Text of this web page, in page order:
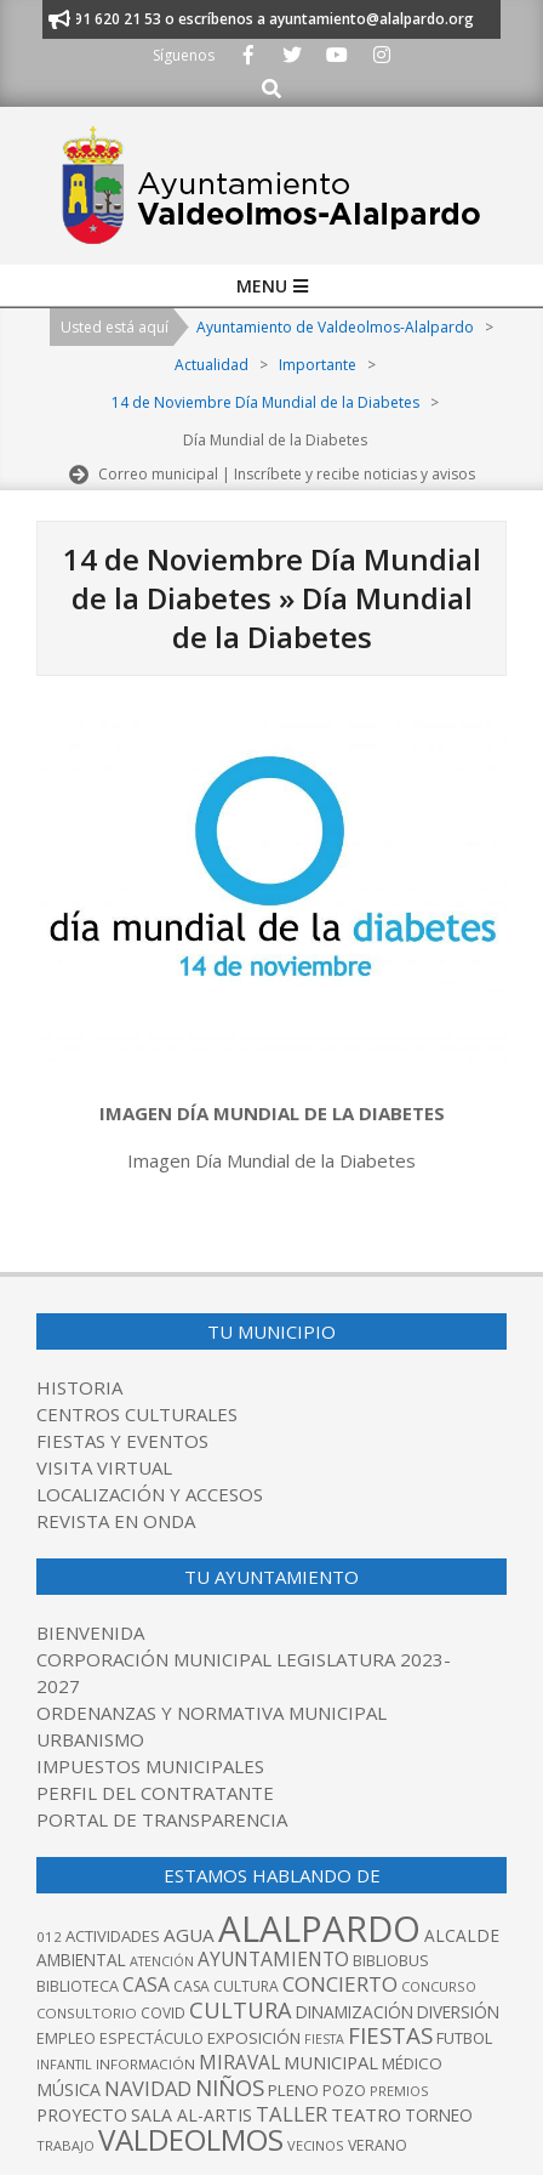
al 91 620 21 53 o escríbenos a ayuntamiento@alalpardo.org
Síguenos
Buscar
Navigation
MENU
Usted está aquí Ayuntamiento de Valdeolmos-Alalpardo
>
Actualidad
> Importante
>
14 de Noviembre Día Mundial de la Diabetes >
Día Mundial de la Diabetes
Correo municipal | Inscríbete y recibe noticias y avisos
14 de Noviembre Día Mundial
de la Diabetes » Día Mundial
de la Diabetes
IMAGEN DÍA MUNDIAL DE LA DIABETES
Imagen Día Mundial de la Diabetes
TU MUNICIPIO
HISTORIA
CENTROS CULTURALES
FIESTAS Y EVENTOS
VISITA VIRTUAL
LOCALIZACIÓN Y ACCESOS
REVISTA EN ONDA
TU AYUNTAMIENTO
BIENVENIDA
CORPORACIÓN MUNICIPAL LEGISLATURA 2023-
2027
ORDENANZAS Y NORMATIVA MUNICIPAL
URBANISMO
IMPUESTOS MUNICIPALES
PERFIL DEL CONTRATANTE
PORTAL DE TRANSPARENCIA
ESTAMOS HABLANDO DE
012 ACTIVIDADES AGUA ALALPARDO ALCALDE
AMBIENTAL ATENCIÓN AYUNTAMIENTO BIBLIOBUS
BIBLIOTECACASA CASA CULTURACONCIERTO CONCURSO
CONSULTORIO COVID CULTURA DINAMIZACIÓN DIVERSIÓN
EMPLEO ESPECTÁCULO EXPOSICIÓN FIESTA FIESTAS FUTBOL
INFANTIL INFORMACIÓN MIRAVAL MUNICIPAL MÉDICO
MÚSICA NAVIDAD NIÑOS PLENO POZO PREMIOS
PROYECTO SALA AL-ARTIS TALLER TEATRO TORNEO
TRABAJO VALDEOLMOS VECINOS VERANO